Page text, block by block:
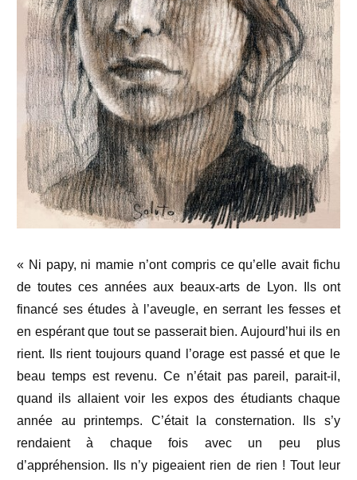
« Ni papy, ni mamie n’ont compris ce qu’elle avait fichu
de toutes ces années aux beaux-arts de Lyon. Ils ont
financé ses études à l’aveugle, en serrant les fesses et
en espérant que tout se passerait bien. Aujourd’hui ils en
rient. Ils rient toujours quand l’orage est passé et que le
beau temps est revenu. Ce n’était pas pareil, parait-il,
quand ils allaient voir les expos des étudiants chaque
année au printemps. C’était la consternation. Ils s’y
rendaient à chaque fois avec un peu plus
d’appréhension. Ils n’y pigeaient rien de rien ! Tout leur